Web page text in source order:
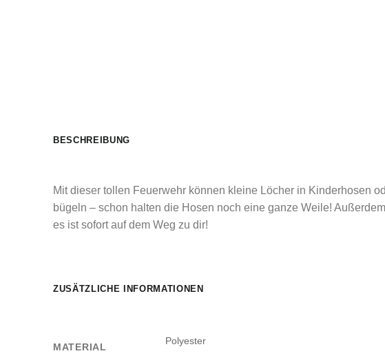
BESCHREIBUNG
Mit dieser tollen Feuerwehr können kleine Löcher in Kinderhosen
bügeln – schon halten die Hosen noch eine ganze Weile!
es ist sofort auf dem Weg zu dir!
ZUSÄTZLICHE INFORMATIONEN
MATERIAL
Polyester